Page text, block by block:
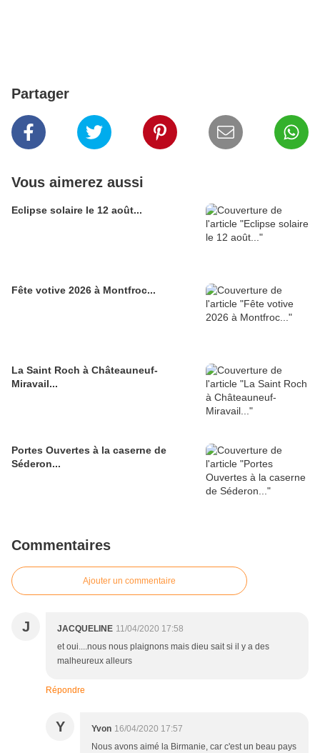
Partager
Vous aimerez aussi
Eclipse solaire le 12 août...
Fête votive 2026 à Montfroc...
La Saint Roch à Châteauneuf-
Miravail...
Portes Ouvertes à la caserne de
Séderon...
Commentaires
Ajouter un commentaire
J JACQUELINE 11/04/2020 17:58
et oui....nous nous plaignons mais dieu sait si il y a des
malheureux alleurs
Répondre
Y Yvon 16/04/2020 17:57
Nous avons aimé la Birmanie, car c'est un beau pays